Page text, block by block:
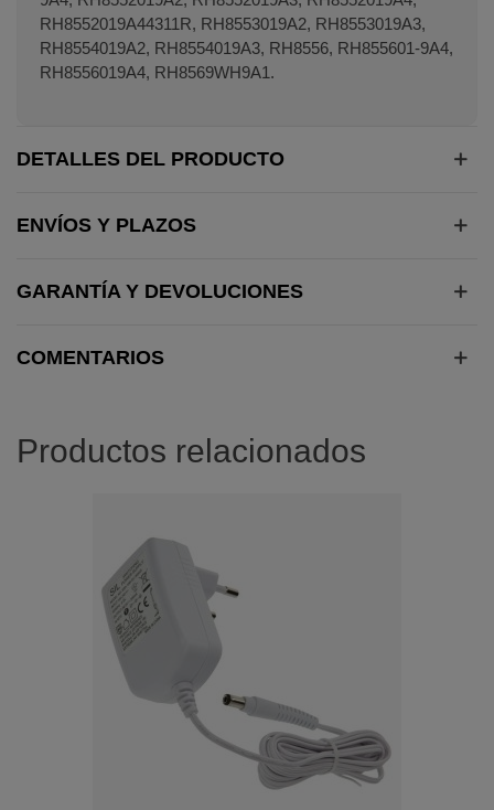
RH8552019A44311R, RH8553019A2, RH8553019A3,
RH8554019A2, RH8554019A3, RH8556, RH855601-9A4,
RH8556019A4, RH8569WH9A1.
DETALLES DEL PRODUCTO
ENVÍOS Y PLAZOS
GARANTÍA Y DEVOLUCIONES
COMENTARIOS
Productos relacionados